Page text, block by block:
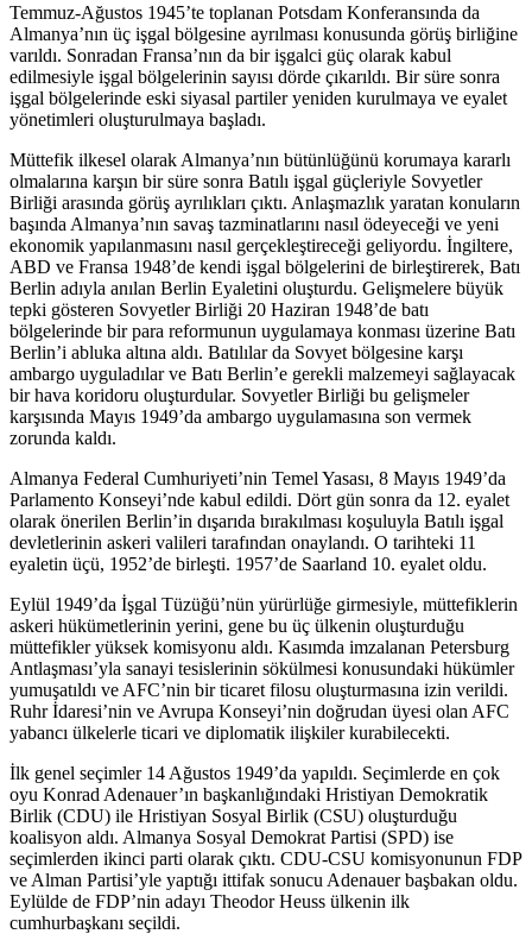
Temmuz-Ağustos 1945’te toplanan Potsdam Konferansında da
Almanya’nın üç işgal bölgesine ayrılması konusunda görüş birliğine
varıldı. Sonradan Fransa’nın da bir işgalci güç olarak kabul
edilmesiyle işgal bölgelerinin sayısı dörde çıkarıldı. Bir süre sonra
işgal bölgelerinde eski siyasal partiler yeniden kurulmaya ve eyalet
yönetimleri oluşturulmaya başladı.
Müttefik ilkesel olarak Almanya’nın bütünlüğünü korumaya kararlı
olmalarına karşın bir süre sonra Batılı işgal güçleriyle Sovyetler
Birliği arasında görüş ayrılıkları çıktı. Anlaşmazlık yaratan konuların
başında Almanya’nın savaş tazminatlarını nasıl ödeyeceği ve yeni
ekonomik yapılanmasını nasıl gerçekleştireceği geliyordu. İngiltere,
ABD ve Fransa 1948’de kendi işgal bölgelerini de birleştirerek, Batı
Berlin adıyla anılan Berlin Eyaletini oluşturdu. Gelişmelere büyük
tepki gösteren Sovyetler Birliği 20 Haziran 1948’de batı
bölgelerinde bir para reformunun uygulamaya konması üzerine Batı
Berlin’i abluka altına aldı. Batılılar da Sovyet bölgesine karşı
ambargo uyguladılar ve Batı Berlin’e gerekli malzemeyi sağlayacak
bir hava koridoru oluşturdular. Sovyetler Birliği bu gelişmeler
karşısında Mayıs 1949’da ambargo uygulamasına son vermek
zorunda kaldı.
Almanya Federal Cumhuriyeti’nin Temel Yasası, 8 Mayıs 1949’da
Parlamento Konseyi’nde kabul edildi. Dört gün sonra da 12. eyalet
olarak önerilen Berlin’in dışarıda bırakılması koşuluyla Batılı işgal
devletlerinin askeri valileri tarafından onaylandı. O tarihteki 11
eyaletin üçü, 1952’de birleşti. 1957’de Saarland 10. eyalet oldu.
Eylül 1949’da İşgal Tüzüğü’nün yürürlüğe girmesiyle, müttefiklerin
askeri hükümetlerinin yerini, gene bu üç ülkenin oluşturduğu
müttefikler yüksek komisyonu aldı. Kasımda imzalanan Petersburg
Antlaşması’yla sanayi tesislerinin sökülmesi konusundaki hükümler
yumuşatıldı ve AFC’nin bir ticaret filosu oluşturmasına izin verildi.
Ruhr İdaresi’nin ve Avrupa Konseyi’nin doğrudan üyesi olan AFC
yabancı ülkelerle ticari ve diplomatik ilişkiler kurabilecekti.
İlk genel seçimler 14 Ağustos 1949’da yapıldı. Seçimlerde en çok
oyu Konrad Adenauer’ın başkanlığındaki Hristiyan Demokratik
Birlik (CDU) ile Hristiyan Sosyal Birlik (CSU) oluşturduğu
koalisyon aldı. Almanya Sosyal Demokrat Partisi (SPD) ise
seçimlerden ikinci parti olarak çıktı. CDU-CSU komisyonunun FDP
ve Alman Partisi’yle yaptığı ittifak sonucu Adenauer başbakan oldu.
Eylülde de FDP’nin adayı Theodor Heuss ülkenin ilk
cumhurbaşkanı seçildi.